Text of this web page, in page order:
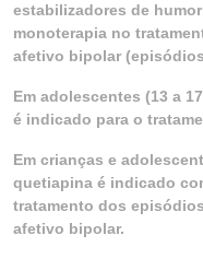
estabilizadores de
monoterapia no
afetivo bipolar
Em adolescentes (13 a
é indicado para o
Em crianças e
quetiapina é indicado
tratamento dos
afetivo bipolar.